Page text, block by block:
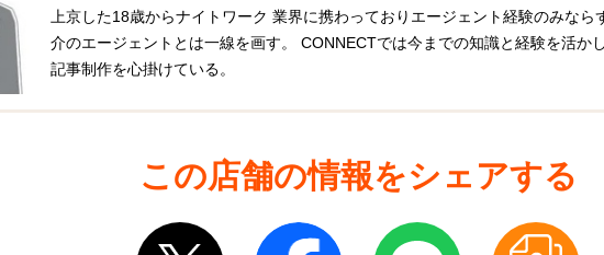
上京した18歳からナイトワーク 業界に携わっておりエージェント経験のみな
介のエージェントとは一線を画す。 CONNECTでは今までの知識と経験を活か
記事制作を心掛けている。
この店舗の情報をシェアする